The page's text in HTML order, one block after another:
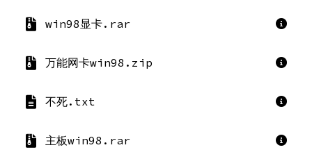
win98显卡.rar
万能网卡win98.zip
不死.txt
主板win98.rar